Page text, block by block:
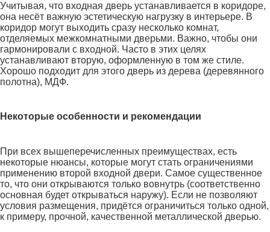
Учитывая, что входная дверь устанавливается в коридоре,
она несёт важную эстетическую нагрузку в интерьере. В
коридор могут выходить сразу несколько комнат,
отделяемых межкомнатными дверьми. Важно, чтобы они
гармонировали с входной. Часто в этих целях
устанавливают вторую, оформленную в том же стиле.
Хорошо подходит для этого дверь из дерева (деревянного
полотна), МДФ.
Некоторые особенности и рекомендации
При всех вышеперечисленных преимуществах, есть
некоторые нюансы, которые могут стать ограничениями
применению второй входной двери. Самое существенное
то, что они открываются только вовнутрь (соответственно
основная будет открываться наружу). Если не позволяют
условия размещения, придётся ограничиться только одной,
к примеру, прочной, качественной металлической дверью.